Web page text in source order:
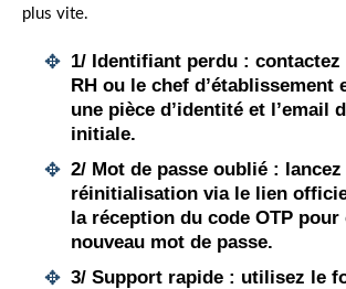
plus vite.
1/ Identifiant perdu : contactez
RH ou le chef d’établissement
une pièce d’identité et l’email
initiale.
2/ Mot de passe oublié : lancez
réinitialisation via le lien
la réception du code OTP pour
nouveau mot de passe.
3/ Support rapide : utilisez le